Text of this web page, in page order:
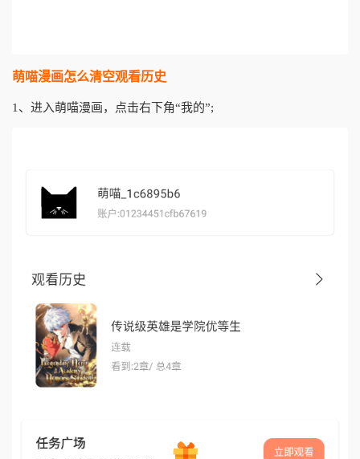
萌喵漫画怎么清空观看历史
1、进入萌喵漫画，点击右下角“我的”;